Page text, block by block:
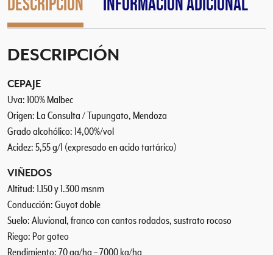
e
c
t
i
d
a
d
Descripción Información adicional
DESCRIPCIÓN
CEPAJE
Uva: 100% Malbec
Origen: La Consulta / Tupungato, Mendoza
Grado alcohólico: 14,00%/vol
Acidez: 5,55 g/1 (expresado en acido tartárico)
VIÑEDOS
Altitud: 1.150 y 1.300 msnm
Conducción: Guyot doble
Suelo: Aluvional, franco con cantos rodados, sustrato rocoso
Riego: Por goteo